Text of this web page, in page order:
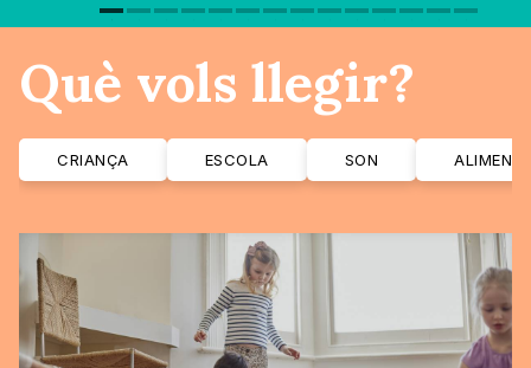
Què vols llegir?
CRIANÇA ESCOLA SON